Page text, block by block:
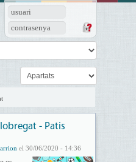
usuari
contrasenya
- Patis
el 30/06/2020 - 14:36